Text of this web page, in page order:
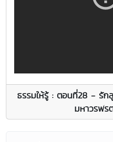
ธรรมให้รู้ : ตอนที่28 - รัก
มหาวรพร